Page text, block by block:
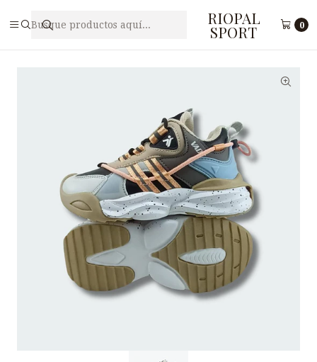
RIOPAL
SPORT 0
Zapatilla Free Style Juvenil VADY N3-12